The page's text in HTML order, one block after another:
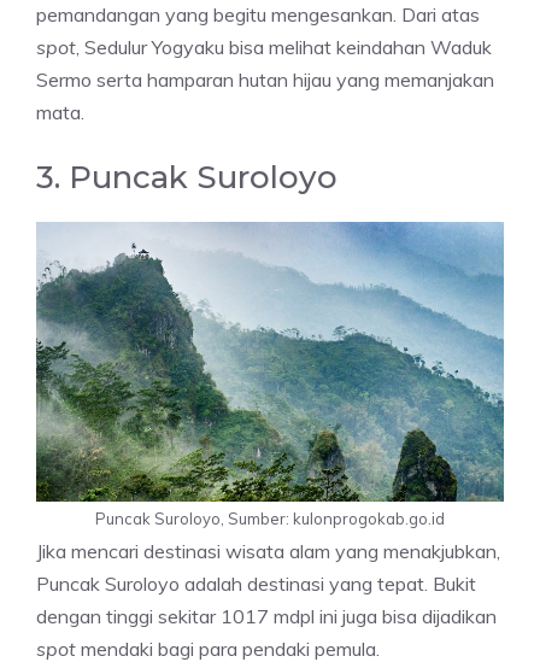
pemandangan yang begitu mengesankan. Dari atas
spot , Sedulur Yogyaku bisa melihat keindahan Waduk
Sermo serta hamparan hutan hijau yang memanjakan
mata.
3. Puncak Suroloyo
Puncak Suroloyo, Sumber: kulonprogokab.go.id
Jika mencari destinasi wisata alam yang menakjubkan,
Puncak Suroloyo adalah destinasi yang tepat. Bukit
dengan tinggi sekitar 1017 mdpl ini juga bisa dijadikan
spot mendaki bagi para pendaki pemula.